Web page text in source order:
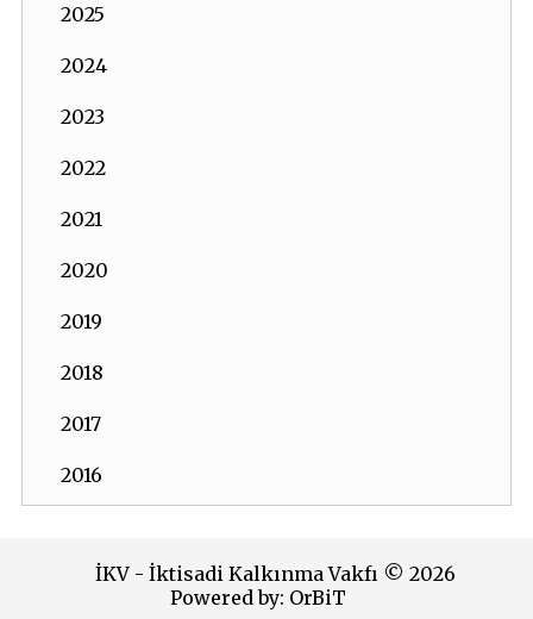
2025
2024
2023
2022
2021
2020
2019
2018
2017
2016
2014İKV - İktisadi Kalkınma Vakfı © 2026
Powered by: OrBiT